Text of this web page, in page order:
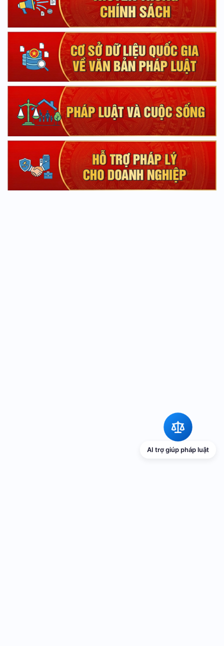
AI trợ giúp pháp luật